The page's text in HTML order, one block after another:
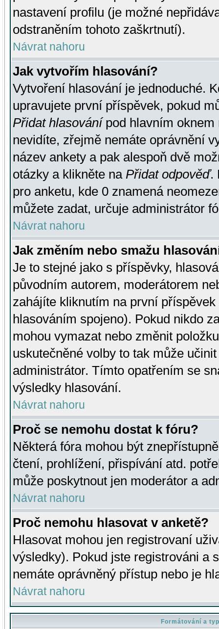
nastavení profilu (je možné
odstraněním tohoto zaškrtnutí).
Návrat nahoru
Jak vytvořím hlasování?
Vytvoření hlasování je jednoduché.
upravujete první příspěvek, pokud
Přidat hlasovánípod hlavním oknem
nevidíte, zřejmě nemáte oprávnění
název ankety a pak alespoň dvě
otázky a klikněte na Přidat odpověď.
pro anketu, kde 0 znamená
můžete zadat, určuje administrátor
Návrat nahoru
Jak změním nebo smažu
Je to stejné jako s příspěvky,
původním autorem, moderátorem
zahájíte kliknutím na první
hlasováním spojeno). Pokud nikdo
mohou vymazat nebo změnit
uskutečněné volby to tak může
administrátor. Tímto opatřením se
výsledky hlasování.
Návrat nahoru
Proč se nemohu dostat k fóru?
Některá fóra mohou být
čtení, prohlížení, přispívání atd.
může poskytnout jen moderátor a
Návrat nahoru
Proč nemohu hlasovat v anketě?
Hlasovat mohou jen registrovaní
výsledky). Pokud jste registrováni a
nemáte oprávněný přístup nebo je
Návrat nahoru
Formátování a